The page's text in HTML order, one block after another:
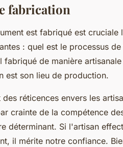
fabrication
est fabriqué est
: quel est le processus
fabriqué de manière
est son lieu de production.
réticences envers les
crainte de la compétence
déterminant. Si l'artisan
il mérite notre confiance.